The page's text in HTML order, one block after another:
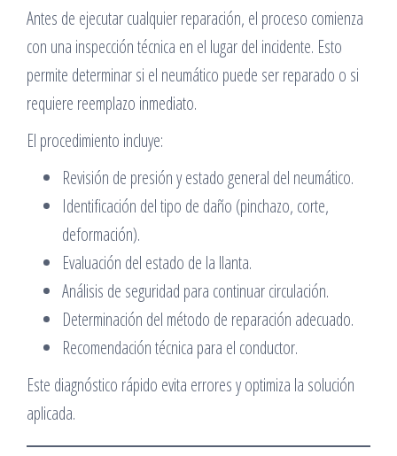
Antes de ejecutar cualquier reparación, el proceso comienza
con una inspección técnica en el lugar del incidente. Esto
permite determinar si el neumático puede ser reparado o si
requiere reemplazo inmediato.
El procedimiento incluye:
Revisión de presión y estado general del neumático.
Identificación del tipo de daño (pinchazo, corte,
deformación).
Evaluación del estado de la llanta.
Análisis de seguridad para continuar circulación.
Determinación del método de reparación adecuado.
Recomendación técnica para el conductor.
Este diagnóstico rápido evita errores y optimiza la solución
aplicada.